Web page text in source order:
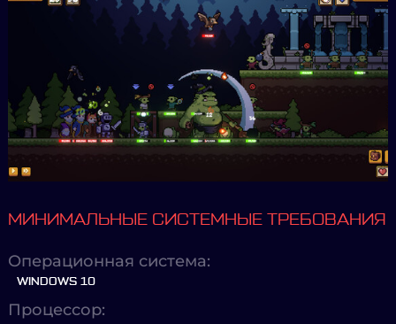
МИНИМАЛЬНЫЕ СИСТЕМНЫЕ ТРЕБОВАНИЯ
Операционная система:
WINDOWS 10
Процессор: